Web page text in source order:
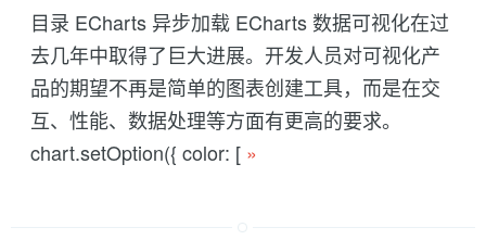
目录 ECharts 异步加载 ECharts 数据可视化在过
去几年中取得了巨大进展。开发人员对可视化产
品的期望不再是简单的图表创建工具，而是在交
互、性能、数据处理等方面有更高的要求。
chart.setOption({ color: [ »